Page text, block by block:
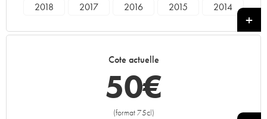
2018
2017 2016 2015
2014
2001
1996
Cote actuelle
50€
(format 75cl)